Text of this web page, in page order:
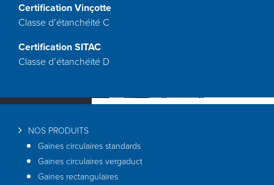
Certification Vinçotte
Classe d’étanchéité C
Certification SITAC
Classe d’étanchéité D
NOS PRODUITS
Gaines circulaires standards
Gaines circulaires vergaduct
Gaines rectangulaires